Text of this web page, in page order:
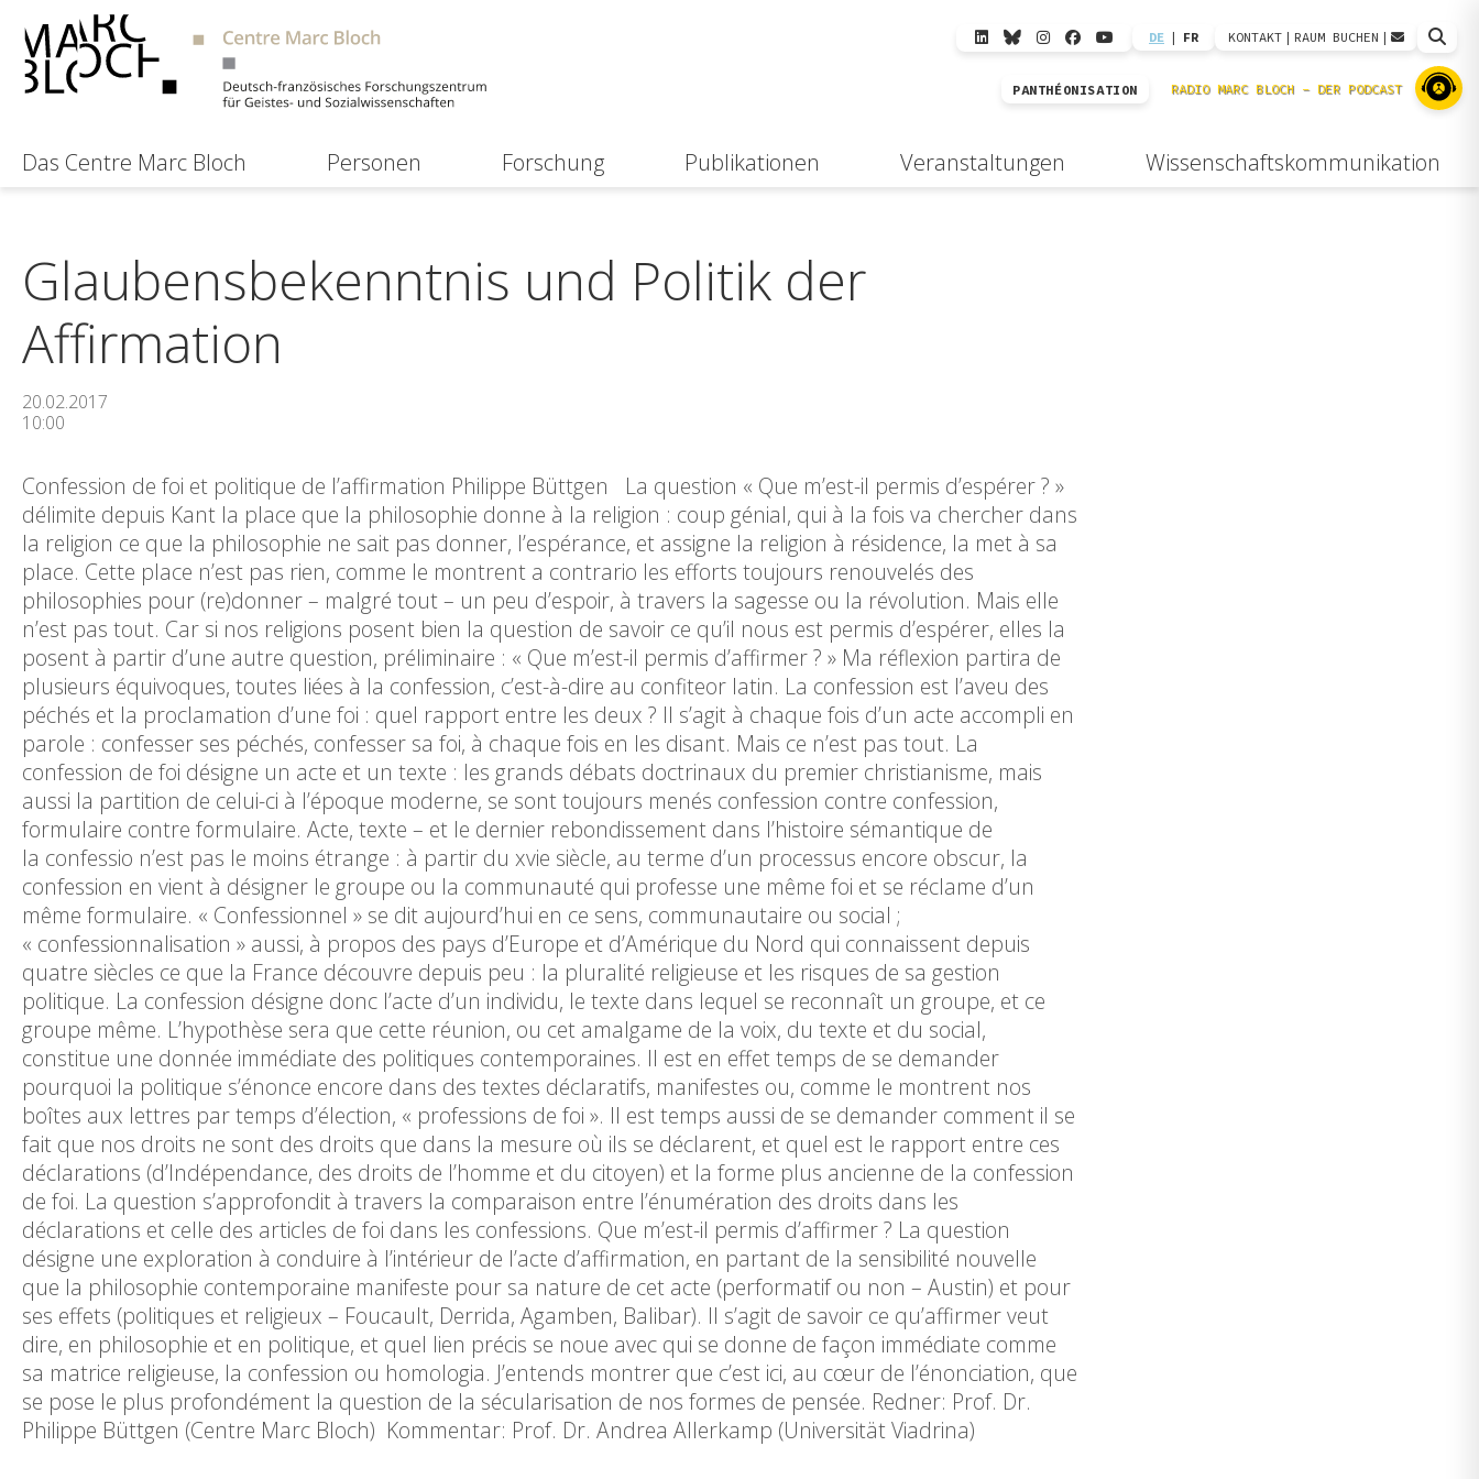
DE | FR KONTAKT | RAUM BUCHEN |
PANTHÉONISATION
Das Centre Marc Bloch Personen Forschung Publikationen Veranstaltungen Wissenschaftskommunikation
Glaubensbekenntnis und Politik der
Affirmation
20.02.2017
10:00
Confession de foi et politique de l’affirmation Philippe Büttgen La question « Que m’est-il permis d’espérer ? »
délimite depuis Kant la place que la philosophie donne à la religion : coup génial, qui à la fois va chercher dans
la religion ce que la philosophie ne sait pas donner, l’espérance, et assigne la religion à résidence, la met à sa
place. Cette place n’est pas rien, comme le montrent a contrario les efforts toujours renouvelés des
philosophies pour (re)donner – malgré tout – un peu d’espoir, à travers la sagesse ou la révolution. Mais elle
n’est pas tout. Car si nos religions posent bien la question de savoir ce qu’il nous est permis d’espérer, elles la
posent à partir d’une autre question, préliminaire : « Que m’est-il permis d’affirmer ? » Ma réflexion partira de
plusieurs équivoques, toutes liées à la confession, c’est-à-dire au confiteor latin. La confession est l’aveu des
péchés et la proclamation d’une foi : quel rapport entre les deux ? Il s’agit à chaque fois d’un acte accompli en
parole : confesser ses péchés, confesser sa foi, à chaque fois en les disant. Mais ce n’est pas tout. La
confession de foi désigne un acte et un texte : les grands débats doctrinaux du premier christianisme, mais
aussi la partition de celui-ci à l’époque moderne, se sont toujours menés confession contre confession,
formulaire contre formulaire. Acte, texte – et le dernier rebondissement dans l’histoire sémantique de
la confessio n’est pas le moins étrange : à partir du xvie siècle, au terme d’un processus encore obscur, la
confession en vient à désigner le groupe ou la communauté qui professe une même foi et se réclame d’un
même formulaire. « Confessionnel » se dit aujourd’hui en ce sens, communautaire ou social ;
« confessionnalisation » aussi, à propos des pays d’Europe et d’Amérique du Nord qui connaissent depuis
quatre siècles ce que la France découvre depuis peu : la pluralité religieuse et les risques de sa gestion
politique. La confession désigne donc l’acte d’un individu, le texte dans lequel se reconnaît un groupe, et ce
groupe même. L’hypothèse sera que cette réunion, ou cet amalgame de la voix, du texte et du social,
constitue une donnée immédiate des politiques contemporaines. Il est en effet temps de se demander
pourquoi la politique s’énonce encore dans des textes déclaratifs, manifestes ou, comme le montrent nos
boîtes aux lettres par temps d’élection, « professions de foi ». Il est temps aussi de se demander comment il se
fait que nos droits ne sont des droits que dans la mesure où ils se déclarent, et quel est le rapport entre ces
déclarations (d’Indépendance, des droits de l’homme et du citoyen) et la forme plus ancienne de la confession
de foi. La question s’approfondit à travers la comparaison entre l’énumération des droits dans les
déclarations et celle des articles de foi dans les confessions. Que m’est-il permis d’affirmer ? La question
désigne une exploration à conduire à l’intérieur de l’acte d’affirmation, en partant de la sensibilité nouvelle
que la philosophie contemporaine manifeste pour sa nature de cet acte (performatif ou non – Austin) et pour
ses effets (politiques et religieux – Foucault, Derrida, Agamben, Balibar). Il s’agit de savoir ce qu’affirmer veut
dire, en philosophie et en politique, et quel lien précis se noue avec qui se donne de façon immédiate comme
sa matrice religieuse, la confession ou homologia. J’entends montrer que c’est ici, au cœur de l’énonciation, que
se pose le plus profondément la question de la sécularisation de nos formes de pensée. Redner: Prof. Dr.
Philippe Büttgen (Centre Marc Bloch) Kommentar: Prof. Dr. Andrea Allerkamp (Universität Viadrina)